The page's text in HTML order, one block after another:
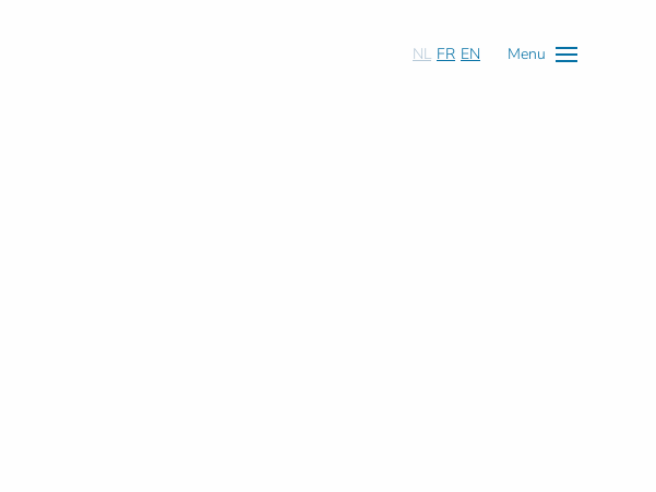
NL FR EN Menu